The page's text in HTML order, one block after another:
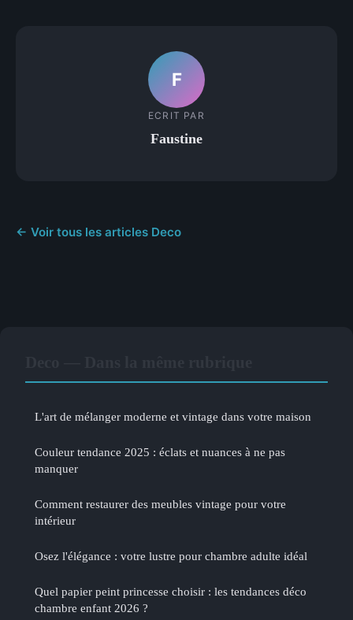
F
ECRIT PAR
Faustine
← Voir tous les articles Deco
L'art de mélanger moderne et vintage dans votre maison
Couleur tendance 2025 : éclats et nuances à ne pas
manquer
Comment restaurer des meubles vintage pour votre
intérieur
Osez l'élégance : votre lustre pour chambre adulte idéal
Quel papier peint princesse choisir : les tendances déco
chambre enfant 2026 ?